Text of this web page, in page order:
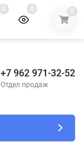
0 0 0
+7 962 971-32-52
Отдел продаж